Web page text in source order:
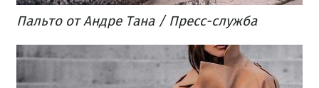
Пальто от Андре Тана / Пресс-служба